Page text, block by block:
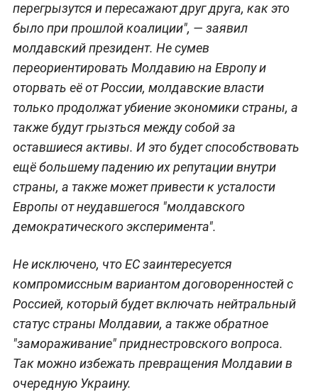
перегрызутся и пересажают друг друга, как это
было при прошлой коалиции", — заявил
молдавский президент. Не сумев
переориентировать Молдавию на Европу и
оторвать её от России, молдавские власти
только продолжат убиение экономики страны, а
также будут грызться между собой за
оставшиеся активы. И это будет способствовать
ещё большему падению их репутации внутри
страны, а также может привести к усталости
Европы от неудавшегося "молдавского
демократического эксперимента".
Не исключено, что ЕС заинтересуется
компромиссным вариантом договоренностей с
Россией, который будет включать нейтральный
статус страны Молдавии, а также обратное
"замораживание" приднестровского вопроса.
Так можно избежать превращения Молдавии в
очередную Украину.